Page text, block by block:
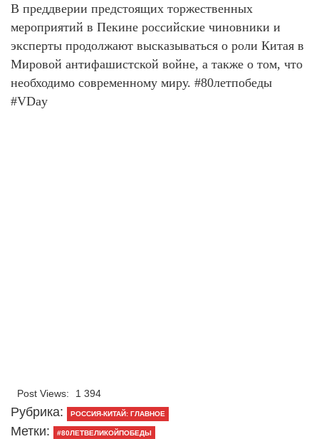
В преддверии предстоящих торжественных
мероприятий в Пекине российские чиновники и
эксперты продолжают высказываться о роли Китая в
Мировой антифашистской войне, а также о том, что
необходимо современному миру. #80летпобеды
#VDay
Post Views: 1 394
Рубрика: РОССИЯ-КИТАЙ: ГЛАВНОЕ
Метки: #80ЛЕТВЕЛИКОЙПОБЕДЫ